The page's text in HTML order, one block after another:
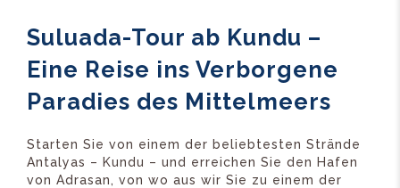
Suluada-Tour ab Kundu –
Eine Reise ins Verborgene
Paradies des Mittelmeers
Starten Sie von einem der beliebtesten Strände
Antalyas – Kundu – und erreichen Sie den Hafen
von Adrasan, von wo aus wir Sie zu einem der